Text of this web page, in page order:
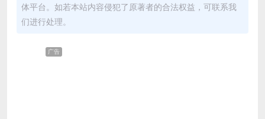
体平台。如若本站内容侵犯了原著者的合法权益，可联系我
们进行处理。
广告